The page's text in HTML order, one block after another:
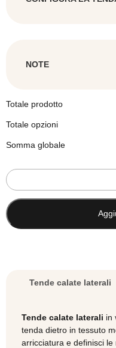
NOTE
Totale prodotto
Totale opzioni
Somma globale
Tenda
doppia
moderna
Foglie
grigio
Tende calate laterali
Tende calate laterali in
tenda dietro in tessuto
arricciatura e definisci le